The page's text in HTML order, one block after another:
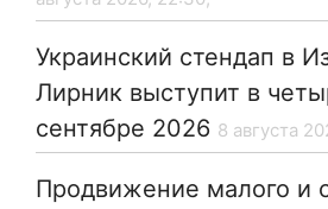
Украинский стендап в
Лирник выступит в
сентябре 2026 8 августа
Продвижение малого и